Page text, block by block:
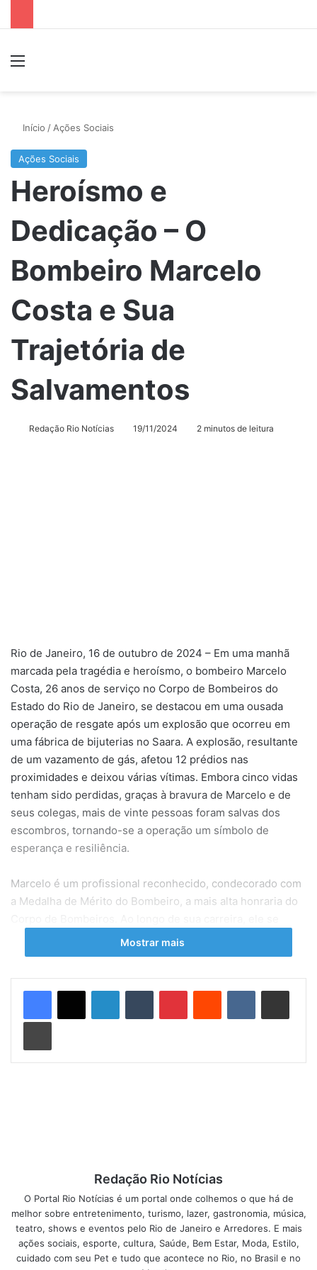
Início / Ações Sociais
Ações Sociais
Heroísmo e
Dedicação – O
Bombeiro Marcelo
Costa e Sua
Trajetória de
Salvamentos
Redação Rio Notícias 19/11/2024 2 minutos de leitura
Rio de Janeiro, 16 de outubro de 2024 – Em uma manhã
marcada pela tragédia e heroísmo, o bombeiro Marcelo
Costa, 26 anos de serviço no Corpo de Bombeiros do
Estado do Rio de Janeiro, se destacou em uma ousada
operação de resgate após um explosão que ocorreu em
uma fábrica de bijuterias no Saara. A explosão, resultante
de um vazamento de gás, afetou 12 prédios nas
proximidades e deixou várias vítimas. Embora cinco vidas
tenham sido perdidas, graças à bravura de Marcelo e de
seus colegas, mais de vinte pessoas foram salvas dos
escombros, tornando-se a operação um símbolo de
esperança e resiliência.
Marcelo é um profissional reconhecido, condecorado com
a Medalha de Mérito do Bombeiro, a mais alta honraria do
destacou em diversos salvamentos, acumulando uma
impressionante lista de elogios de autoridades, incluindo o
Entre seus feitos mais significativos, destacam-se
operações de resgate que envolveram incêndios de
grandes proporções, como o incêndio no depósito das
Mostrar mais
Redação Rio Notícias
O Portal Rio Notícias é um portal onde colhemos o que há de
melhor sobre entretenimento, turismo, lazer, gastronomia, música,
teatro, shows e eventos pelo Rio de Janeiro e Arredores. E mais
ações sociais, esporte, cultura, Saúde, Bem Estar, Moda, Estilo,
cuidado com seu Pet e tudo que acontece no Rio, no Brasil e no